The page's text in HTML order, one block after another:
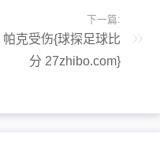
下一篇:
帕克受伤{球探足球比
分 27zhibo.com}